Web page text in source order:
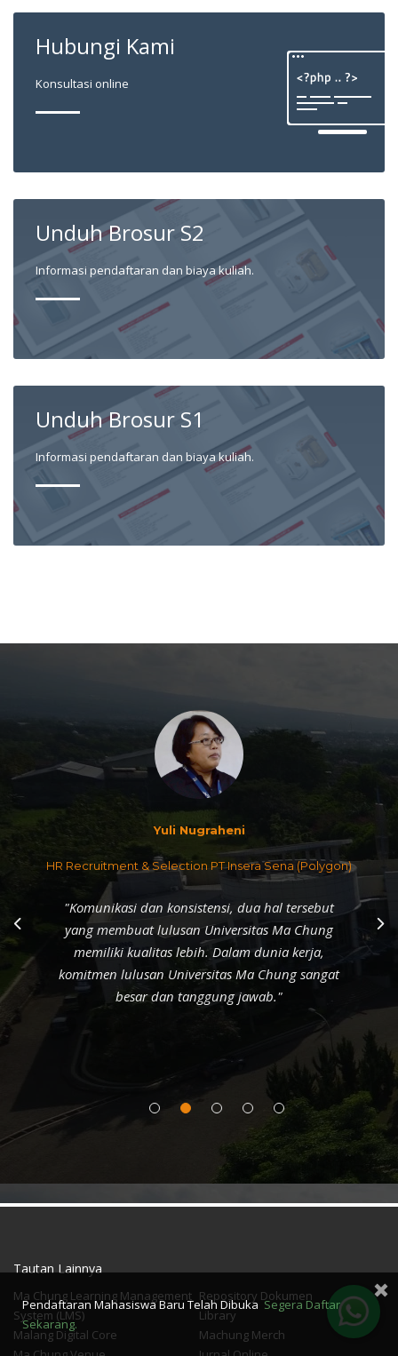
Hubungi Kami
Konsultasi online
Unduh Brosur S2
Informasi pendaftaran dan biaya kuliah.
Unduh Brosur S1
Informasi pendaftaran dan biaya kuliah.
Yuli Nugraheni
HR Recruitment & Selection PT Insera Sena (Polygon)
"Komunikasi dan konsistensi, dua hal tersebut
yang membuat lulusan Universitas Ma Chung
memiliki kualitas lebih. Dalam dunia kerja,
komitmen lulusan Universitas Ma Chung sangat
besar dan tanggung jawab."
Tautan Lainnya
Ma Chung Learning Management
System (LMS)
Repository Dokumen
Library
Malang Digital Core
Machung Merch
Pendaftaran Mahasiswa Baru Telah DibukaSegera Daftar
Sekarang.